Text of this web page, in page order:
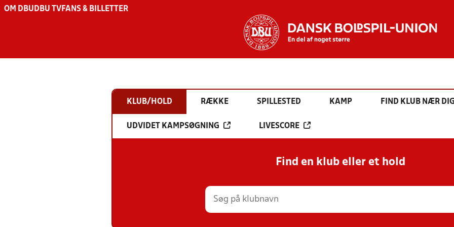
OM DBU DBU TV FANS & BILLETTER
KLUB/HOLD RÆKKE SPILLESTED KAMP FIND KLUB NÆR
UDVIDET KAMPSØGNING LIVESCORE
Find en klub eller et hold